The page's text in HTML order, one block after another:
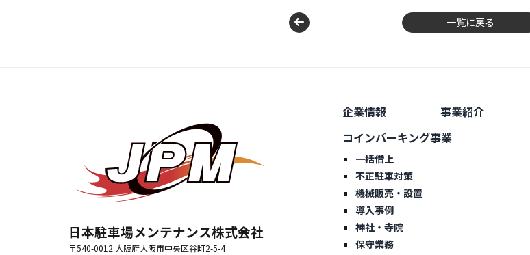
一覧に戻る
日本駐車場メンテナンス株式会社
〒540-0012 大阪府大阪市中央区谷町2-5-4
企業情報 事業紹介
コインパーキング事業
一括借上
不正駐車対策
機械販売・設置
導入事例
神社・寺院
保守業務